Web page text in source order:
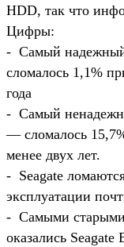
HDD, так что
Цифры:
- Самый
сломалось 1,1%
года
- Самый
— сломалось
менее двух лет.
- Seagate
эксплуатации
- Самыми старыми
оказались Seagate